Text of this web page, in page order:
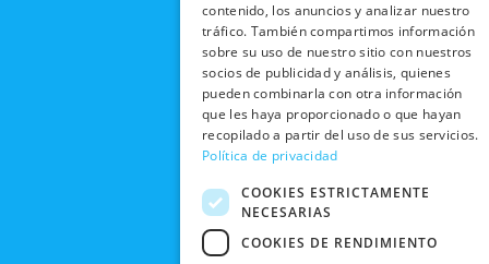
m
TRABAJA
CON
NOSOTROS
NUESTRAS
TIENDAS
BLACK
CONTACTO
RECOGIDA
EN TIENDA
DEVOLUCIONES
Y CAMBIOS
CANCELAR
PEDIDO
POLÍTICA DE
PRIVACIDAD
CONDICIONES
DE COMPRA
contenido, los anuncios y analizar nuestro
tráfico. También compartimos información
sobre su uso de nuestro sitio con nuestros
socios de publicidad y análisis, quienes
pueden combinarla con otra información
que les haya proporcionado o que hayan
recopilado a partir del uso de sus servicios.
Política de privacidad
COOKIES ESTRICTAMENTE
NECESARIAS
COOKIES DE RENDIMIENTO